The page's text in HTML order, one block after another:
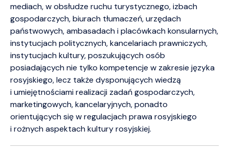
mediach, w obsłudze ruchu turystycznego, izbach
gospodarczych, biurach tłumaczeń, urzędach
państwowych, ambasadach i placówkach konsularnych,
instytucjach politycznych, kancelariach prawniczych,
instytucjach kultury, poszukujących osób
posiadających nie tylko kompetencje w zakresie języka
rosyjskiego, lecz także dysponujących wiedzą
i umiejętnościami realizacji zadań gospodarczych,
marketingowych, kancelaryjnych, ponadto
orientujących się w regulacjach prawa rosyjskiego
i rożnych aspektach kultury rosyjskiej.